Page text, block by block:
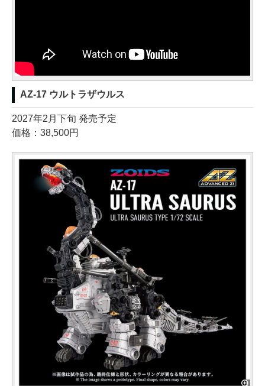
AZ-17 ウルトラザウルス
2027年2月下旬 発売予定
価格：38,500円